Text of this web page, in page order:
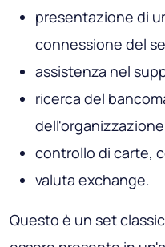
presentazione di
connessione del
assistenza nel
ricerca del
controllo di carte,
valuta exchange.
Questo è un set